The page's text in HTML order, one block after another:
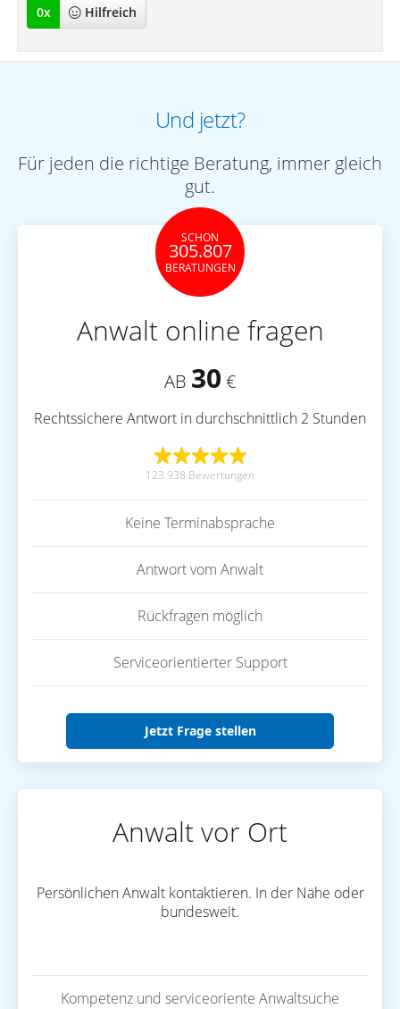
0x Hilfreich
Und jetzt?
Für jeden die richtige Beratung, immer gleich
gut.
SCHON
305.807
BERATUNGEN
Anwalt online fragen
AB 30 €
Rechtssichere Antwort in durchschnittlich 2 Stunden
123.938 Bewertungen
Keine Terminabsprache
Antwort vom Anwalt
Rückfragen möglich
Serviceorientierter Support
Jetzt Frage stellen
Anwalt vor Ort
Persönlichen Anwalt kontaktieren. In der Nähe oder
bundesweit.
Kompetenz und serviceoriente Anwaltsuche